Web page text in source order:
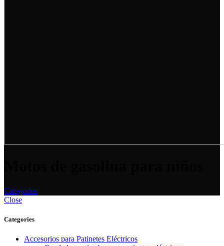
Categories
Close
Categories
Accesorios para Patinetes Eléctricos